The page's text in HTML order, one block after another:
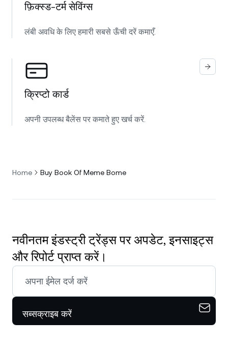
फ़िक्स्ड‑टर्म सेविंग्स
लंबी अवधि के लिए हमारी सबसे ऊँची दरें कमाएँ.
क्रिप्टो कार्ड
अपनी उपलब्ध बैलेंस पर कमाते हुए खर्च करें.
Home Buy Book Of Meme Bome
नवीनतम इंडस्ट्री ट्रेंड्स पर अपडेट, इनसाइट्स
और रिपोर्ट प्राप्त करें।
सब्सक्राइब करें